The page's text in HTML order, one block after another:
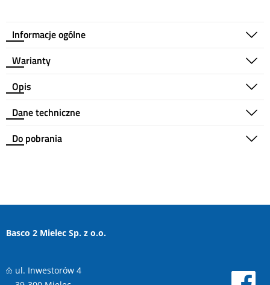
Informacje ogólne
Warianty
Opis
Dane techniczne
Do pobrania
Basco 2 Mielec Sp. z o.o.
ul. Inwestorów 4